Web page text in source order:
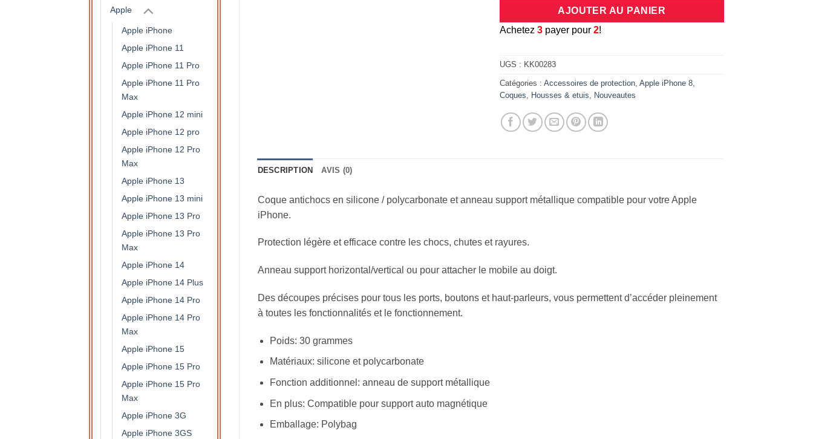
Apple
Apple iPhone
Apple iPhone 11
Apple iPhone 11 Pro
Apple iPhone 11 Pro
Max
Apple iPhone 12 mini
Apple iPhone 12 pro
Apple iPhone 12 Pro
Max
Apple iPhone 13
Apple iPhone 13 mini
Apple iPhone 13 Pro
Apple iPhone 13 Pro
Max
Apple iPhone 14
Apple iPhone 14 Plus
Apple iPhone 14 Pro
Apple iPhone 14 Pro
Max
Apple iPhone 15
Apple iPhone 15 Pro
Apple iPhone 15 Pro
Max
Apple iPhone 3G
Apple iPhone 3GS
AJOUTER AU PANIER
Achetez3 payer pour2!
UGS : KK00283
Catégories :Accessoires de protection ,Apple iPhone 8
Coques
Housses & etuis Nouveautes
DESCRIPTION AVIS (0)
Coque antichocs en silicone / polycarbonate et anneau support métallique compatible pour votre Apple
iPhone.
Protection légère et efficace contre les chocs, chutes et rayures.
Anneau support horizontal/vertical ou pour attacher le mobile au doigt.
Des découpes précises pour tous les ports, boutons et haut-parleurs, vous permettent d’accéder pleinement
à toutes les fonctionnalités et le fonctionnement.
Poids: 30 grammes
Matériaux: silicone et polycarbonate
Fonction additionnel: anneau de support métallique
En plus: Compatible pour support auto magnétique
Emballage: Polybag